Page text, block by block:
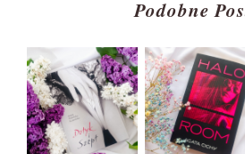
Podobne